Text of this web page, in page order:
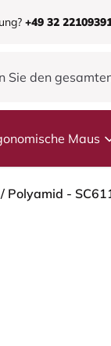
+49 32
Maus
Polyamid -